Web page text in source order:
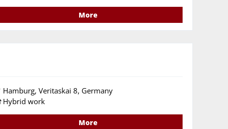
More
Hamburg, Veritaskai 8, Germany
Hybrid work
More